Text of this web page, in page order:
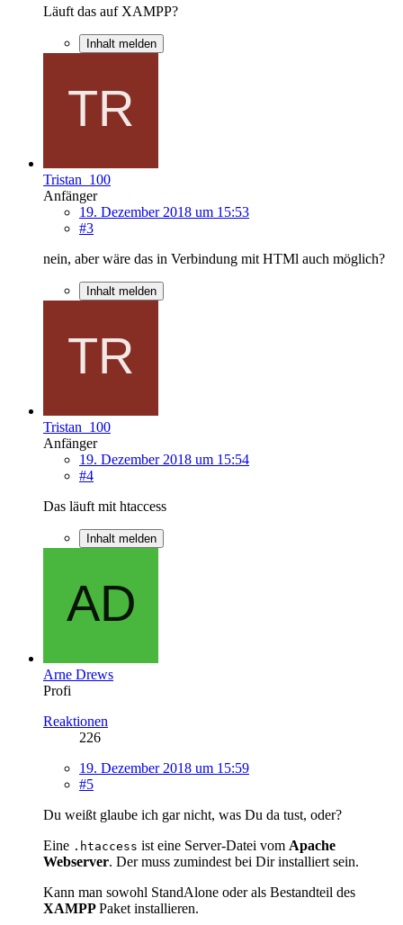
Läuft das auf XAMPP?
Inhalt melden
Tristan_100
Anfänger
19. Dezember 2018 um 15:53
#3
nein, aber wäre das in Verbindung mit HTMl auch möglich?
Inhalt melden
Tristan_100
Anfänger
19. Dezember 2018 um 15:54
#4
Das läuft mit htaccess
Inhalt melden
Arne Drews
Profi
Reaktionen
226
19. Dezember 2018 um 15:59
#5
Du weißt glaube ich gar nicht, was Du da tust, oder?
Eine .htaccess ist eine Server-Datei vom Apache
Webserver. Der muss zumindest bei Dir installiert sein.
Kann man sowohl StandAlone oder als Bestandteil des
XAMPPPaket installieren.